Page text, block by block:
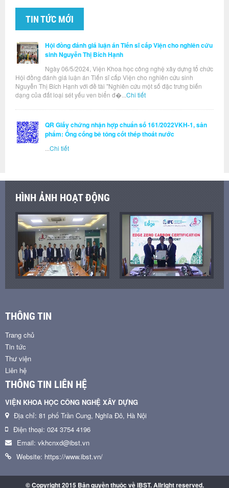
TIN TỨC MỚI
Hội đồng đánh giá luận án Tiến sĩ cấp Viện cho nghiên cứu
sinh Nguyễn Thị Bích Hạnh
Ngày 06/5/2024, Viện Khoa học công nghệ xây dựng tổ chức
Hội đồng đánh giá luận án Tiến sĩ cấp Viện cho nghiên cứu sinh
Nguyễn Thị Bích Hạnh với đề tài "Nghiên cứu một số đặc trưng biến
dạng của đất loại sét yếu ven biển đ�... Chi tiết
QR Giấy chứng nhận hợp chuẩn số 161/2022VKH-1, sản
phẩm: Ống cống bê tông cốt thép thoát nước
Chi tiết
HÌNH ẢNH HOẠT ĐỘNG
THÔNG TIN
Trang chủ
Tin tức
Thư viện
Liên hệ
THÔNG TIN LIÊN HỆ
VIỆN KHOA HỌC CÔNG NGHỆ XÂY DỰNG
Địa chỉ: 81 phố Trần Cung, Nghĩa Đô, Hà Nội
Điện thoại: 024 3754 4196
Email: vkhcnxd@ibst.vn
Website: https://www.ibst.vn/
© Copyright 2015 Bản quyền thuộc về IBST. Allright reserved.